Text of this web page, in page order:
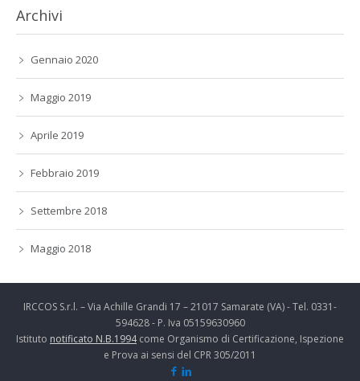
Archivi
Gennaio 2020
Maggio 2019
Aprile 2019
Febbraio 2019
Settembre 2018
Maggio 2018
IRCCOS S.r.l. – Via Achille Grandi 17 – 21017 Samarate (VA) - Tel. 0331-
594628 - P. Iva 05159630960
Istituto notificato N.B.1994come Organismo di Certificazione, Ispezione
e Prova ai sensi del CPR 305/2011